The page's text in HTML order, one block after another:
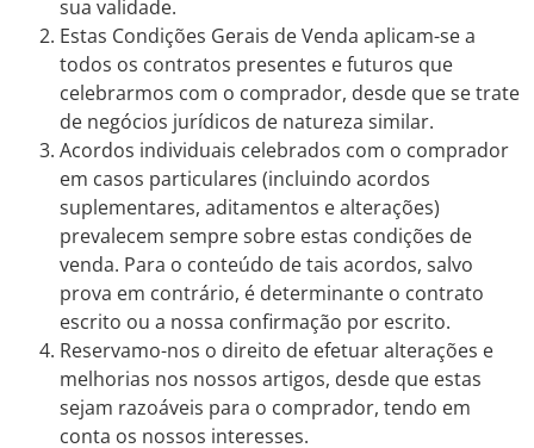
sua validade.
Estas Condições Gerais de Venda aplicam-se a
todos os contratos presentes e futuros que
celebrarmos com o comprador, desde que se trate
de negócios jurídicos de natureza similar.
Acordos individuais celebrados com o comprador
em casos particulares (incluindo acordos
suplementares, aditamentos e alterações)
prevalecem sempre sobre estas condições de
venda. Para o conteúdo de tais acordos, salvo
prova em contrário, é determinante o contrato
escrito ou a nossa confirmação por escrito.
Reservamo-nos o direito de efetuar alterações e
melhorias nos nossos artigos, desde que estas
sejam razoáveis para o comprador, tendo em
conta os nossos interesses.